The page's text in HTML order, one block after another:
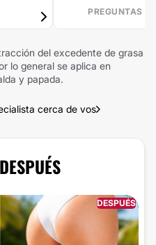
PREGUNTAS
del excedente de grasa
lo general se aplica en
y papada.
cerca de vos
DESPUÉS